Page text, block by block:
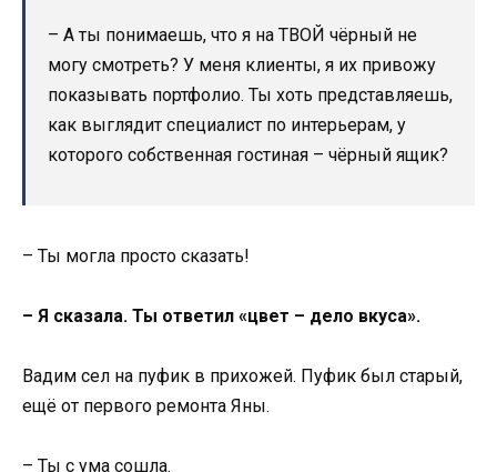
– А ты понимаешь, что я на ТВОЙ чёрный не
могу смотреть? У меня клиенты, я их привожу
показывать портфолио. Ты хоть представляешь,
как выглядит специалист по интерьерам, у
которого собственная гостиная – чёрный ящик?
– Ты могла просто сказать!
– Я сказала. Ты ответил «цвет – дело вкуса».
Вадим сел на пуфик в прихожей. Пуфик был старый,
ещё от первого ремонта Яны.
– Ты с ума сошла.